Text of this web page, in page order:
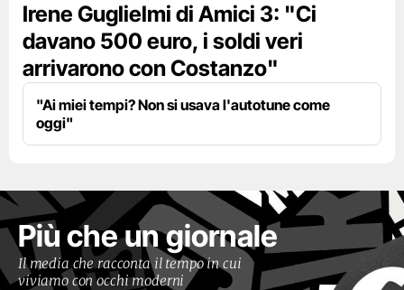
Irene Guglielmi di Amici 3: "Ci
davano 500 euro, i soldi veri
arrivarono con Costanzo"
"Ai miei tempi? Non si usava l'autotune come
oggi"
Più che un giornale
Il media che racconta il tempo in cui
viviamo con occhi moderni